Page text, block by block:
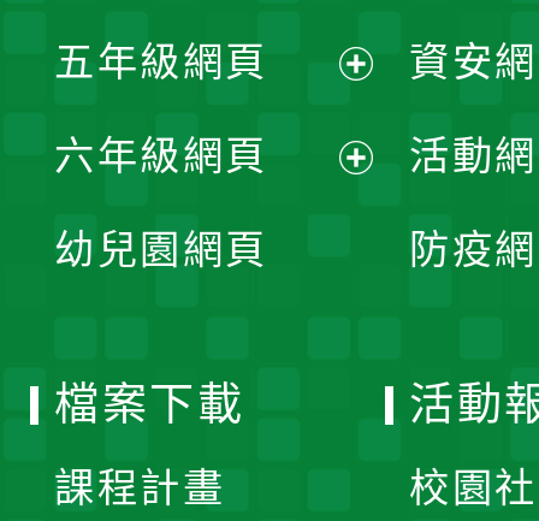
單
選
單
開
選
五年級網頁
開
六年級網頁
幼兒園網頁
資安
活動
防疫
檔案下載
課程計畫
活動
校園